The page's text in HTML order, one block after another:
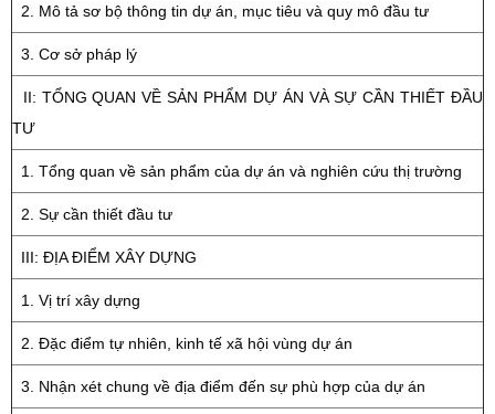
2. Mô tả sơ bộ thông tin dự án, mục tiêu và quy mô đầu tư
3. Cơ sở pháp lý
II: TỔNG QUAN VỀ SẢN PHẨM DỰ ÁN VÀ SỰ CẦN THIẾT ĐẦU
TƯ
1. Tổng quan về sản phẩm của dự án và nghiên cứu thị trường
2. Sự cần thiết đầu tư
III: ĐỊA ĐIỂM XÂY DỰNG
1. Vị trí xây dựng
2. Đặc điểm tự nhiên, kinh tế xã hội vùng dự án
3. Nhận xét chung về địa điểm đến sự phù hợp của dự án